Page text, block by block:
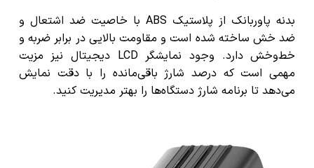
بدنه پاوربانک از
پلاستیک ABS با خاصیت ضد اشتعال و
ضد خش ساخته شده است و مقاومت بالایی در برابر ضربه و
خط‌وخش دارد. وجود نمایشگر LCD دیجیتال
نیز مزیت
مهمی است که درصد شارژ باقی‌مانده را با دقت نمایش
می‌دهد تا برنامه شارژ دستگاه‌ها را بهتر مدیریت کنید.